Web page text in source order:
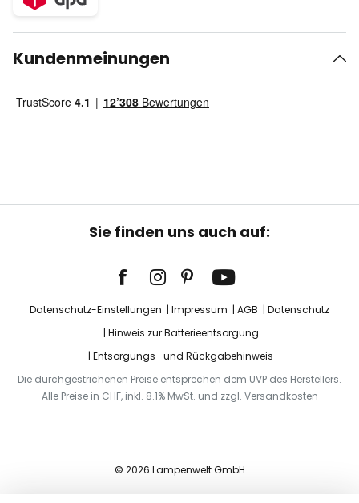
Kundenmeinungen
Sie finden uns auch auf:
Datenschutz-Einstellungen Impressum AGB
Datenschutz
Hinweis zur Batterieentsorgung
Entsorgungs- und Rückgabehinweis
Die durchgestrichenen Preise entsprechen dem UVP des Herstellers.
Alle Preise in CHF, inkl. 8.1% MwSt. und zzgl. Versandkosten
© 2026 Lampenwelt GmbH